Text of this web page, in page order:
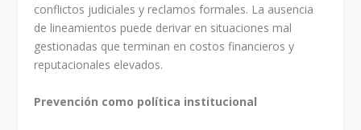
conflictos judiciales y reclamos formales. La ausencia
de lineamientos puede derivar en situaciones mal
gestionadas que terminan en costos financieros y
reputacionales elevados.
Prevención como política institucional